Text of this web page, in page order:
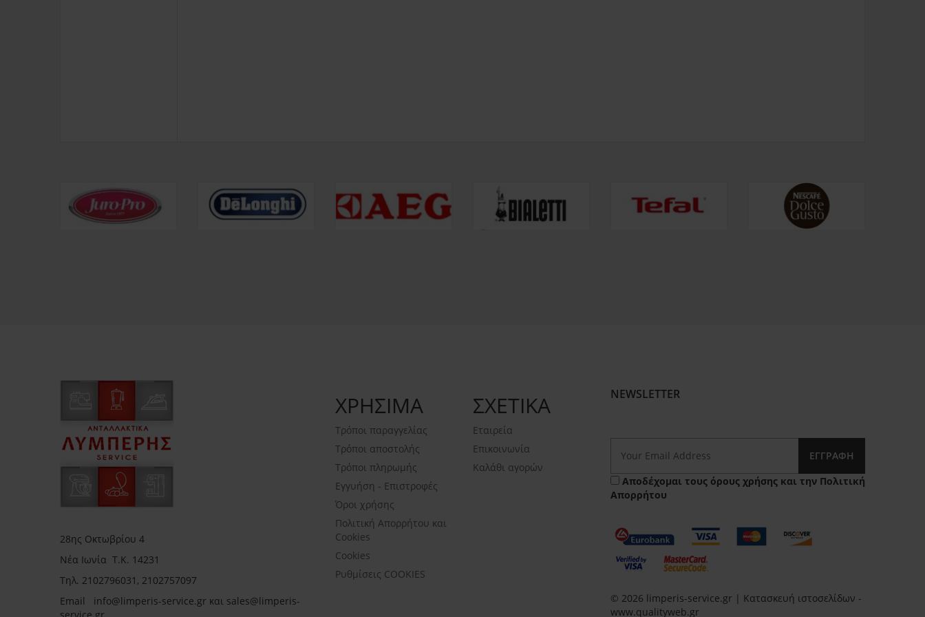
28ης Οκτωβρίου 4
Νέα Ιωνία Τ.Κ. 14231
Τηλ. 2102796031, 2102757097
Email info@limperis-service.gr και sales@limperis-
service.gr
ΧΡΗΣΙΜΑ
Τρόποι παραγγελίας
Τρόποι αποστολής
Τρόποι πληρωμής
Εγγυήση - Επιστροφές
Όροι χρήσης
Πολιτική Απορρήτου και
Cookies
Cookies
Ρυθμίσεις COOKIES
ΣΧΕΤΙΚΑ
Εταιρεία
Επικοινωνία
Καλάθι αγορών
NEWSLETTER
ΕΓΓΡΑΦΉ
Αποδέχομαι τους όρους χρήσης και την Πολιτική
Απορρήτου
© 2026 limperis-service.gr | Κατασκευή ιστοσελίδων -
www.qualityweb.gr